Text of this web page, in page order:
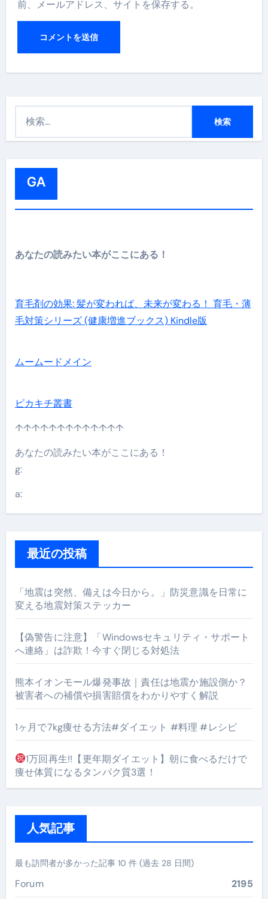
前、メールアドレス、サイトを保存する。
GA
あなたの読みたい本がここにある！
育毛剤の効果: 髪が変われば、未来が変わる！ 育毛・薄
毛対策シリーズ (健康増進ブックス) Kindle版
ムームードメイン
ピカキチ叢書
↑↑↑↑↑↑↑↑↑↑↑↑↑
あなたの読みたい本がここにある！
g:
a:
最近の投稿
「地震は突然、備えは今日から。」防災意識を日常に
変える地震対策ステッカー
【偽警告に注意】「Windowsセキュリティ・サポート
へ連絡」は詐欺！今すぐ閉じる対処法
熊本イオンモール爆発事故｜責任は地震か施設側か？
被害者への補償や損害賠償をわかりやすく解説
1ヶ月で7kg痩せる方法#ダイエット #料理 #レシピ
1万回再生!!【更年期ダイエット】朝に食べるだけで
痩せ体質になるタンパク質3選！
人気記事
最も訪問者が多かった記事 10 件 (過去 28 日間)
Forum 2195